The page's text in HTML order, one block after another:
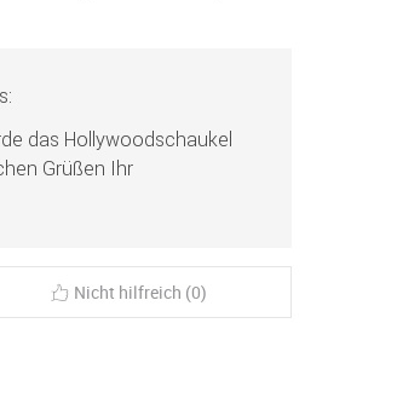
das Hollywoodschaukel
Grüßen Ihr
Nicht hilfreich (0)